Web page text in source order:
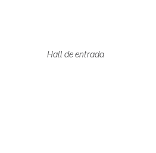
Hall de entrada